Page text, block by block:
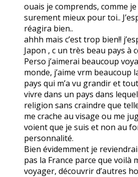
ouais je comprends, comme je
surement mieux pour toi..
réagira bien..
ahhh mais c’est trop bien!!
Japon , c un très beau pays à
Perso j’aimerai beaucoup
monde, j’aime vrm beaucoup
pays qui m’a vu grandir et
vivre dans un pays dans
religion sans craindre que
me crache au visage ou me
voient que je suis et non au
personnalité.
Bien évidemment je
pas la France parce que voilà
voyager, découvrir d’autres